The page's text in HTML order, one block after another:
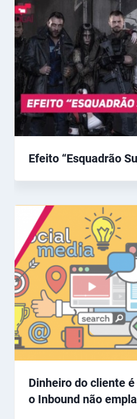
Efeito “Esquadrão
Dinheiro do cliente
o Inbound não